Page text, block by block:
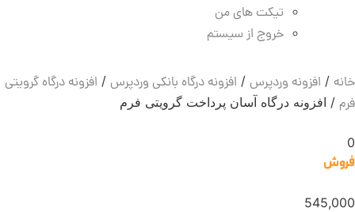
تیکت های من
خروج از سیستم
خانه / افزونه وردپرس / افزونه درگاه بانکی وردپرس / افزونه درگاه گرویتی
فرم / افزونه درگاه آسان پرداخت گرویتی فرم
0
فروش
545,000